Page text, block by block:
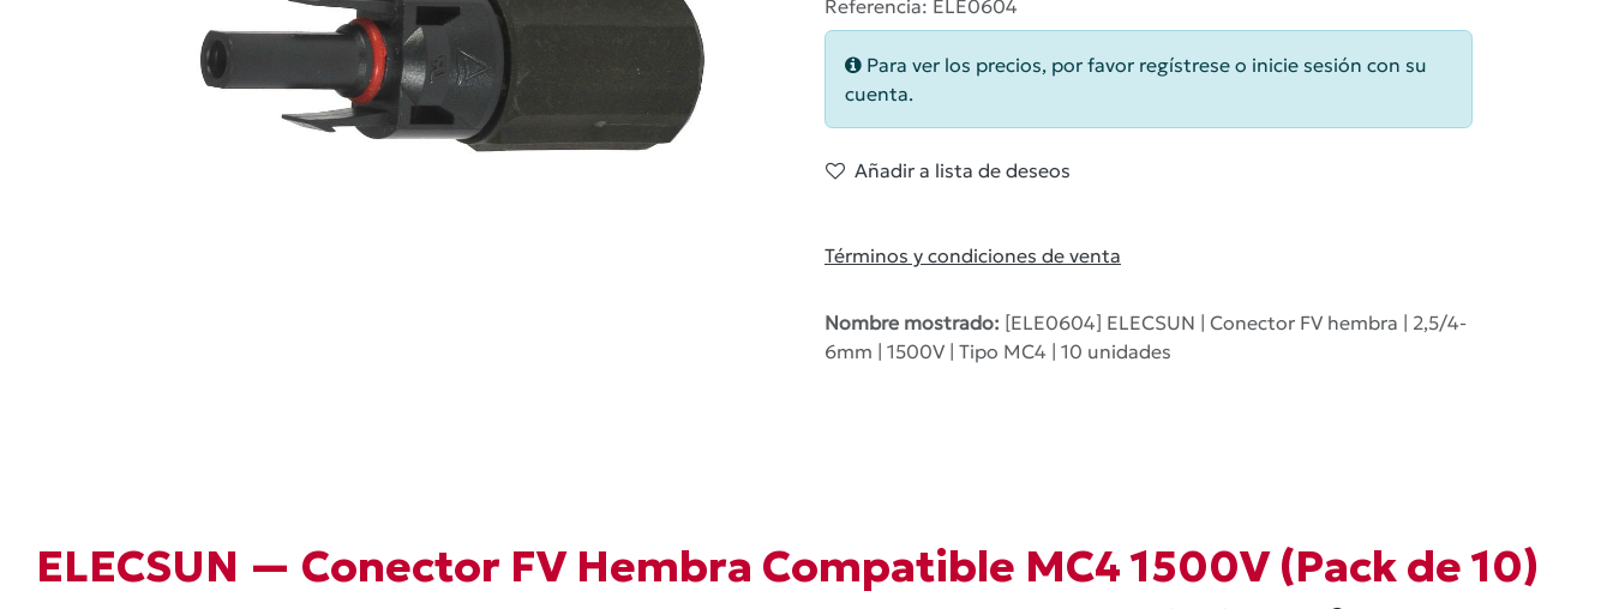
Referencia: ELE0604
Para ver los precios, por favor regístrese o inicie sesión con su
cuenta.
Añadir a lista de deseos
Términos y condiciones de venta
Nombre mostrado: [ELE0604] ELECSUN | Conector FV hembra | 2,5/4-
6mm | 1500V | Tipo MC4 | 10 unidades
ELECSUN — Conector FV Hembra Compatible MC4 1500V (Pack de 10)